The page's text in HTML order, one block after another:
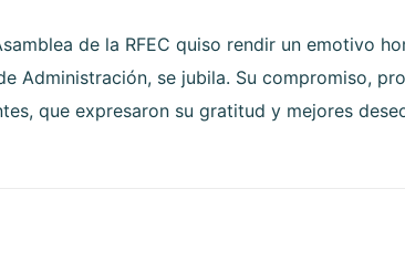
de la RFEC quiso rendir un emotivo
Administración, se jubila. Su compromiso,
que expresaron su gratitud y mejores